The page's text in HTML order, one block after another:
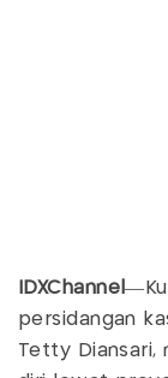
IDXChannel
persidangan
Tetty Diansari,